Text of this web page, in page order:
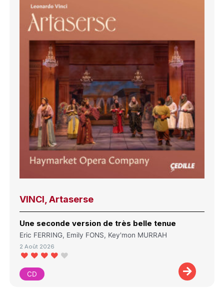
VINCI, Artaserse
Une seconde version de très belle tenue
Eric FERRING, Emily FONS, Key'mon MURRAH
2 Août 2026
CD